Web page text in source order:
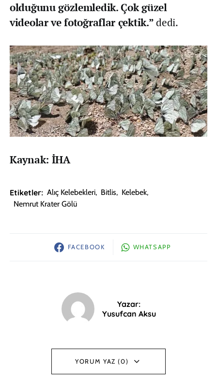
olduğunu gözlemledik. Çok güzel
videolar ve fotoğraflar çektik.”dedi.
Kaynak: İHA
Etiketler: Alıç Kelebekleri, Bitlis, Kelebek,
Nemrut Krater Gölü
FACEBOOK WHATSAPP
Yazar:
Yusufcan Aksu
YORUM YAZ (0)